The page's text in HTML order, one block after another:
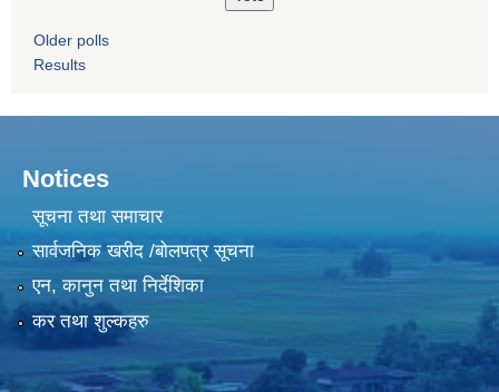
Older polls
Results
Notices
सूचना तथा समाचार
सार्वजनिक खरीद /बोलपत्र सूचना
एन, कानुन तथा निर्देशिका
कर तथा शुल्कहरु